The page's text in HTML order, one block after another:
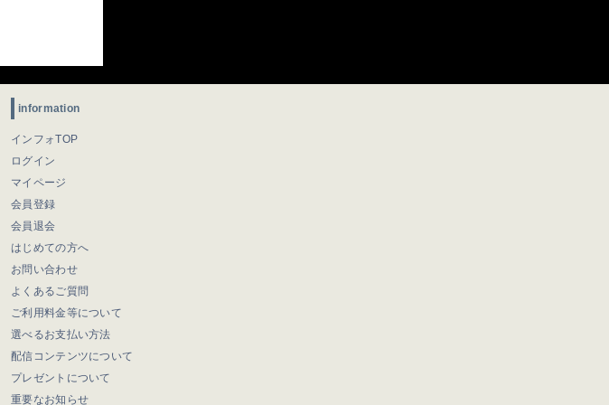
information
インフォTOP
ログイン
マイページ
会員登録
会員退会
はじめての方へ
お問い合わせ
よくあるご質問
ご利用料金等について
選べるお支払い方法
配信コンテンツについて
プレゼントについて
重要なお知らせ